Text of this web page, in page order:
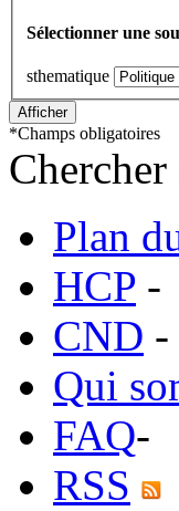
Sélectionner une
sthematique
*Champs obligatoires
Plan
HCP -
CND -
Qui
FAQ-
RSS